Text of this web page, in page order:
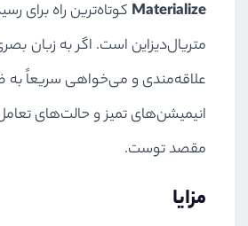
Materialize
متریال‌دیزاین است. اگر به زبان
علاقه‌مندی و می‌خواهی سریعاً به
انیمیشن‌های تمیز و حالت‌های
مقصد توست.
مزایا